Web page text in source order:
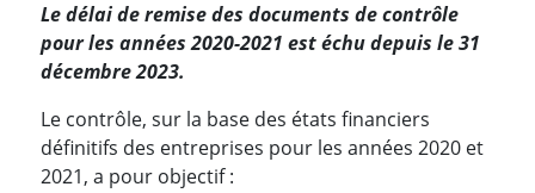
Le délai de remise des documents de contrôle
pour les années 2020-2021 est échu depuis le 31
décembre 2023.
Le contrôle, sur la base des états financiers
définitifs des entreprises pour les années 2020 et
2021, a pour objectif :